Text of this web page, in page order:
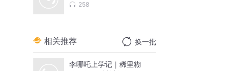
258
相关推荐 换一批
李哪吒上学记｜稀里糊